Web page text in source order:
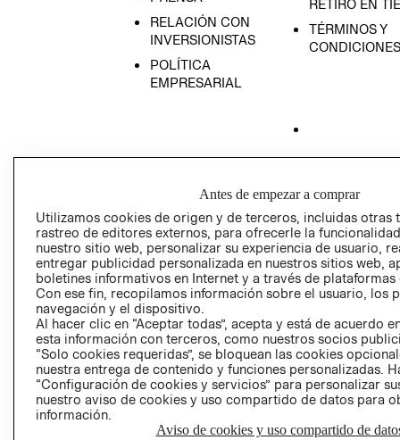
RELACIÓN CON
INVERSIONISTAS
POLÍTICA
EMPRESARIAL
RETIRO EN
TÉRMINOS Y
CONDICIONES
GIFT CARD
AVISO DE
Perú (S/)
CAMBIAR REGIÓN
Antes de empezar a comprar
Utilizamos cookies de origen y de terceros, incluidas otras
rastreo de editores externos, para ofrecerle la
nuestro sitio web, personalizar su experiencia de usuario,
entregar publicidad personalizada en nuestros sitios web,
boletines informativos en Internet y a través de plataformas
Con ese fin, recopilamos información sobre el usuario, los
navegación y el dispositivo.
Al hacer clic en “Aceptar todas”, acepta y está de acuerdo
esta información con terceros, como nuestros socios
“Solo cookies requeridas”, se bloquean las cookies
nuestra entrega de contenido y funciones personalizadas.
“Configuración de cookies y servicios” para personalizar
nuestro aviso de cookies y uso compartido de datos para
información.
Aviso de cookies y uso compartido de